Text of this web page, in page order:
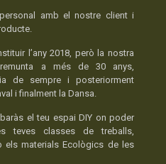
amb el nostre client i
l’any 2018, però la nostra
a més de 30 anys,
de sempre i posteriorment
i finalment la Dansa.
el teu espai DIY on poder
teves classes de treballs,
els materials Ecològics de les